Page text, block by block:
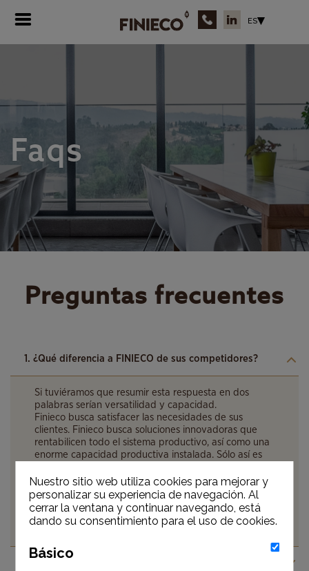
Nuestro sitio web utiliza cookies para mejorar y
personalizar su experiencia de navegación. Al
cerrar la ventana y continuar navegando, está
dando su consentimiento para el uso de cookies.
Básico
ES
Faqs
Preguntas frecuentes
1. ¿Qué diferencia a FINIECO de sus competidores?
Si tuviéramos que resumir esta respuesta en dos
palabras serían versatilidad y capacidad.
Finieco busca satisfacer las necesidades de sus
clientes. Finieco busca soluciones innovadoras que
rentabilicen todo el sistema productivo, así como una
enorme capacidad productiva instalada. Sólo así es
Además de todo ello, el papel utilizado cumple con
todas las certificaciones de calidad y sostenibilidad.
En el proceso productivo, todos los residuos son
reutilizados y/o reciclados internamente o a través de
operadores externos, creando así un ciclo ecológico.